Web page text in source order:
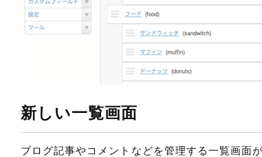
新しい一覧画面
ブログ記事やコメントなどを管理する一覧画面